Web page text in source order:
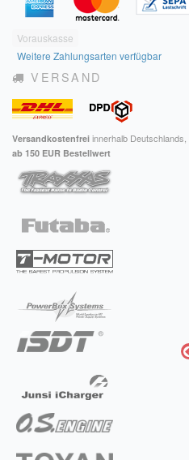
Vorauskasse
Weitere Zahlungsarten verfügbar
VERSAND
Versandkostenfrei innerhalb Deutschlands,
ab 150 EUR Bestellwert